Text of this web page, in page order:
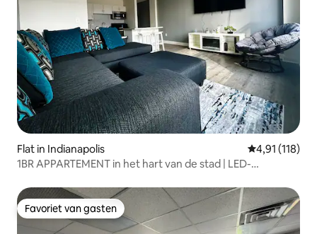
Flat in Indianapolis Gemiddelde
4,91 (118)
1BR APPARTEMENT in het hart van de stad | LED-
Favoriet van gasten
Favoriet van gasten